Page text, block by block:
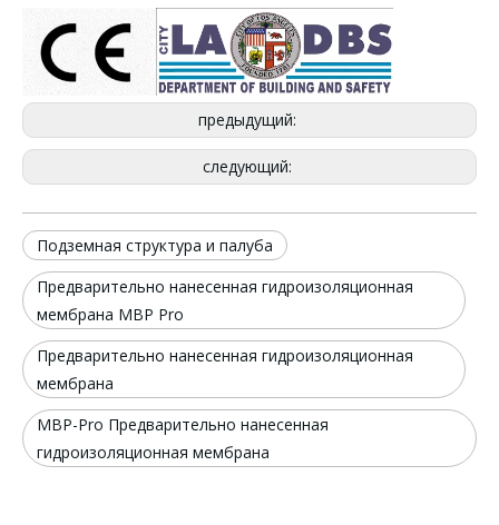
предыдущий:
следующий:
Подземная структура и палуба
Предварительно нанесенная гидроизоляционная
мембрана MBP Pro
Предварительно нанесенная гидроизоляционная
мембрана
MBP-Pro Предварительно нанесенная
гидроизоляционная мембрана